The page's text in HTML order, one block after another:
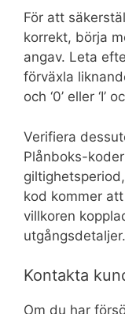
För att
korrekt, börja
angav. Leta
förväxla
och ‘0’ eller ‘I’
Verifiera
Plånboks-
kod kommer
villkoren
utgångsdetaljer.
Kontakta
Om du har